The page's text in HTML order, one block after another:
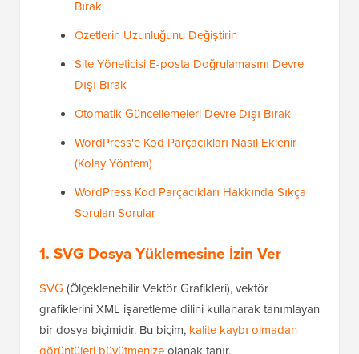
Bırak
Özetlerin Uzunluğunu Değiştirin
Site Yöneticisi E-posta Doğrulamasını Devre
Dışı Bırak
Otomatik Güncellemeleri Devre Dışı Bırak
WordPress'e Kod Parçacıkları Nasıl Eklenir
(Kolay Yöntem)
WordPress Kod Parçacıkları Hakkında Sıkça
Sorulan Sorular
1. SVG Dosya Yüklemesine İzin Ver
SVG (Ölçeklenebilir Vektör Grafikleri), vektör
grafiklerini XML işaretleme dilini kullanarak tanımlayan
bir dosya biçimidir. Bu biçim, kalite kaybı olmadan